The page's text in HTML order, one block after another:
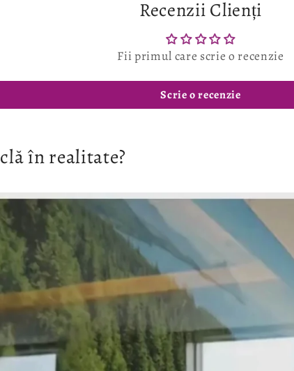
Recenzii Clienți
Fii primul care scrie o recenzie
Scrie o recenzie
în realitate?